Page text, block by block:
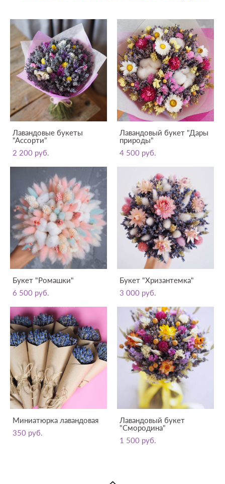
Лавандовые букеты
"Ассорти"
2 200 pуб.
Лавандовый букет "Дары
природы"
4 500 pуб.
Букет "Ромашки"
6 500 pуб.
Букет "Хризантемка"
3 000 pуб.
Миниатюрка лавандовая
350 pуб.
Лавандовый букет
"Смородина"
1 500 pуб.